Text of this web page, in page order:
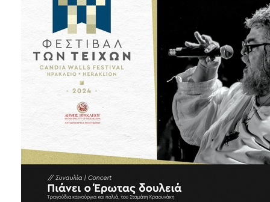
2010
2006
ΠΟΛΙΤΙΣΜΟΣ
ΑΝΘΕΚΤΙΚΗ